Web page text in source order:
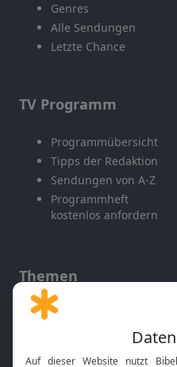
Genres
Alle Sendungen
Letzte Chance
TV Programm
Programmübersicht
Tipps der Redaktion
Sendungen von A-Z
Programmheft
kostenlos anfordern
Themen
Gott und Bibel erklärt